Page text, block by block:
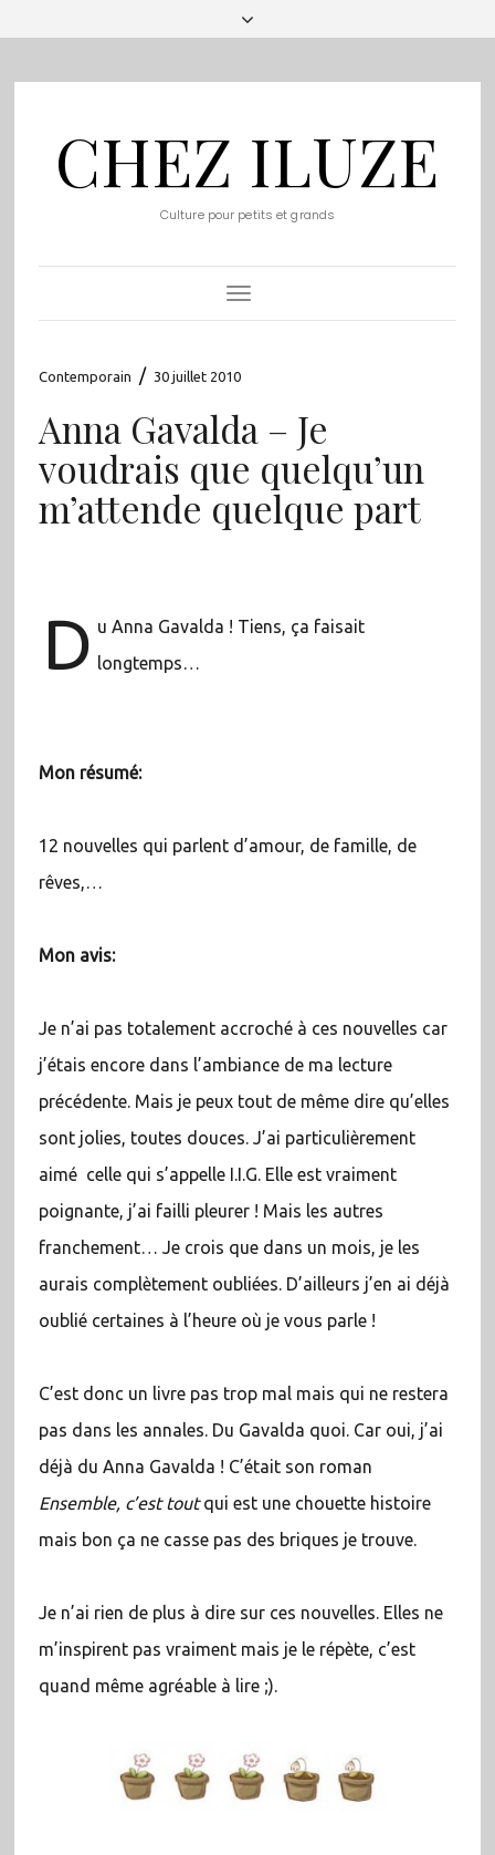
CHEZ ILUZE
Culture pour petits et grands
Toggle
Navigation
Contemporain / 30 juillet 2010
Anna Gavalda – Je
voudrais que quelqu’un
m’attende quelque part
D u Anna Gavalda ! Tiens, ça faisait
longtemps…
Mon résumé:
12 nouvelles qui parlent d’amour, de famille, de
rêves,…
Mon avis:
Je n’ai pas totalement accroché à ces nouvelles car
j’étais encore dans l’ambiance de ma lecture
précédente. Mais je peux tout de même dire qu’elles
sont jolies, toutes douces. J’ai particulièrement
aimé celle qui s’appelle I.I.G. Elle est vraiment
poignante, j’ai failli pleurer ! Mais les autres
franchement… Je crois que dans un mois, je les
aurais complètement oubliées. D’ailleurs j’en ai déjà
oublié certaines à l’heure où je vous parle !
C’est donc un livre pas trop mal mais qui ne restera
pas dans les annales. Du Gavalda quoi. Car oui, j’ai
déjà du Anna Gavalda ! C’était son roman
Ensemble, c’est toutqui est une chouette histoire
mais bon ça ne casse pas des briques je trouve.
Je n’ai rien de plus à dire sur ces nouvelles. Elles ne
m’inspirent pas vraiment mais je le répète, c’est
quand même agréable à lire ;).